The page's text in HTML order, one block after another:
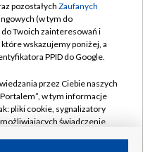
pozostałych Zaufanych
(w tym do
Twoich zainteresowań i
wskazujemy poniżej, a
PPID do Google.
przez Ciebie naszych
w tym informacje
pliki cookie, sygnalizatory
świadczenie